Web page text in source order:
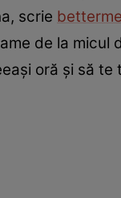
scrie
de la micul
oră și să